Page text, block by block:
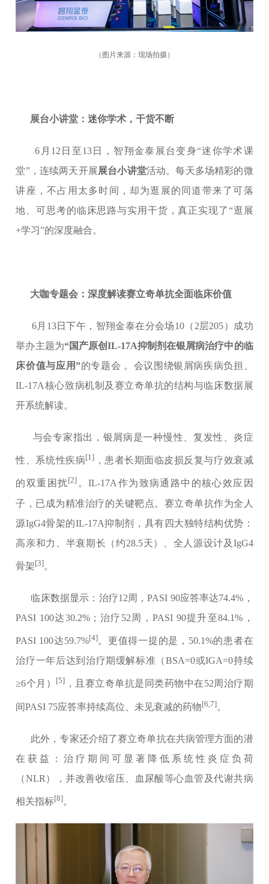
（图片来源：现场拍摄）
展台小讲堂：迷你学术，干货不断
6月12日至13日，智翔金泰展台变身“迷你学术课
堂”，连续两天开展展台小讲堂活动。每天多场精彩的微
讲座，不占用太多时间，却为逛展的同道带来了可落
地、可思考的临床思路与实用干货，真正实现了“逛展
+学习”的深度融合。
大咖专题会：深度解读赛立奇单抗全面临床价值
6月13日下午，智翔金泰在分会场10（2层205）成功
举办主题为“国产原创IL-17A抑制剂在银屑病治疗中的临
床价值与应用”的专题会 。会议围绕银屑病疾病负担、
IL-17A核心致病机制及赛立奇单抗的结构与临床数据展
开系统解读。
与会专家指出，银屑病是一种慢性、复发性、炎症
性、系统性疾病[1] ，患者长期面临皮损反复与疗效衰减
的双重困扰[2] 。IL-17A作为致病通路中的核心效应因
子，已成为精准治疗的关键靶点。赛立奇单抗作为全人
源IgG4骨架的IL-17A抑制剂，具有四大独特结构优势：
高亲和力、半衰期长（约28.5天）、全人源设计及IgG4
骨架[3]。
临床数据显示：治疗12周，PASI 90应答率达74.4%，
PASI 100达30.2%；治疗52周，PASI 90提升至84.1%，
PASI 100达59.7%[4]。更值得一提的是，50.1%的患者在
治疗一年后达到治疗期缓解标准（BSA=0或IGA=0持续
≥6个月） [5] ，且赛立奇单抗是同类药物中在52周治疗期
间PASI 75应答率持续高位、未见衰减的药物[6,7]。
此外，专家还介绍了赛立奇单抗在共病管理方面的潜
在获益：治疗期间可显著降低系统性炎症负荷
（NLR），并改善收缩压、血尿酸等心血管及代谢共病
相关指标[8]。